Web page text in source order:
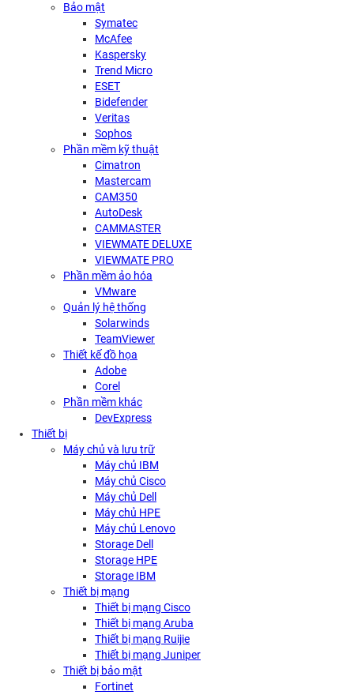
Bảo mật
Symatec
McAfee
Kaspersky
Trend Micro
ESET
Bidefender
Veritas
Sophos
Phần mềm kỹ thuật
Cimatron
Mastercam
CAM350
AutoDesk
CAMMASTER
VIEWMATE DELUXE
VIEWMATE PRO
Phần mềm ảo hóa
VMware
Quản lý hệ thống
Solarwinds
TeamViewer
Thiết kế đồ họa
Adobe
Corel
Phần mềm khác
DevExpress
Thiết bị
Máy chủ và lưu trữ
Máy chủ IBM
Máy chủ Cisco
Máy chủ Dell
Máy chủ HPE
Máy chủ Lenovo
Storage Dell
Storage HPE
Storage IBM
Thiết bị mạng
Thiết bị mạng Cisco
Thiết bị mạng Aruba
Thiết bị mạng Ruijie
Thiết bị mạng Juniper
Thiết bị bảo mật
Fortinet